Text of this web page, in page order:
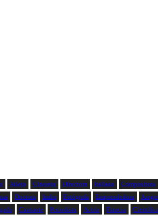
Atleta Cineasta Directora Italiana Compositora
Doctora India Fotógrafa Emprendedora
Cantante Periodista Actriz Francia